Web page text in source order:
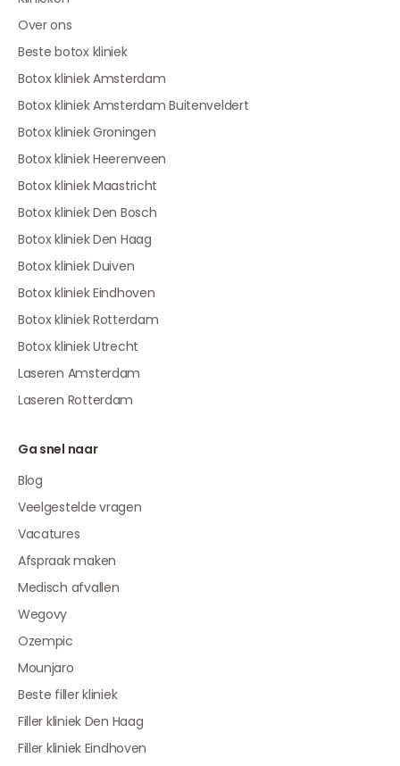
Over ons
Beste botox kliniek
Botox kliniek Amsterdam
Botox kliniek Amsterdam Buitenveldert
Botox kliniek Groningen
Botox kliniek Heerenveen
Botox kliniek Maastricht
Botox kliniek Den Bosch
Botox kliniek Den Haag
Botox kliniek Duiven
Botox kliniek Eindhoven
Botox kliniek Rotterdam
Botox kliniek Utrecht
Laseren Amsterdam
Laseren Rotterdam
Ga snel naar
Blog
Veelgestelde vragen
Vacatures
Afspraak maken
Medisch afvallen
Wegovy
Ozempic
Mounjaro
Beste filler kliniek
Filler kliniek Den Haag
Filler kliniek Eindhoven